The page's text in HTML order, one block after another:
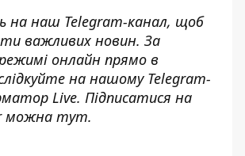
на наш Telegram-канал, щоб
важливих новин. За
онлайн прямо в
на нашому Telegram-
Live. Підписатися на
можна тут.